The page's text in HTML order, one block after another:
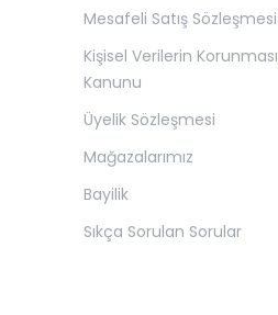
Mesafeli Satış Sözleşmesi
Kişisel Verilerin Korunması
Kanunu
Üyelik Sözleşmesi
Mağazalarımız
Bayilik
Sıkça Sorulan Sorular